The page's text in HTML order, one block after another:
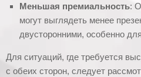
Меньшая премиальность:
могут выглядеть менее
двусторонними, особенно
Для ситуаций, где требуется
с обеих сторон, следует